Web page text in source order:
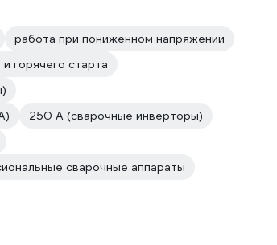
работа при пониженном напряжении
горячего старта
250 А (сварочные инверторы)
сварочные аппараты